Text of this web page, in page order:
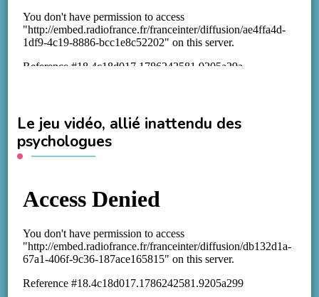
Le jeu vidéo, allié inattendu des
psychologues